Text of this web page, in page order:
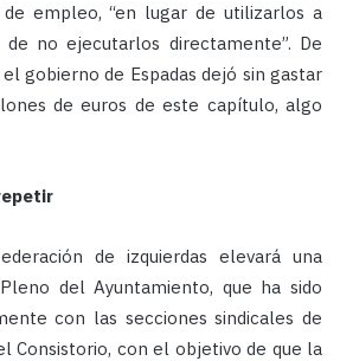
empleo, “en lugar de utilizarlos a
no ejecutarlos directamente”. De
gobierno de Espadas dejó sin gastar
de euros de este capítulo, algo
de izquierdas elevará una
del Ayuntamiento, que ha sido
con las secciones sindicales de
Consistorio, con el objetivo de que la